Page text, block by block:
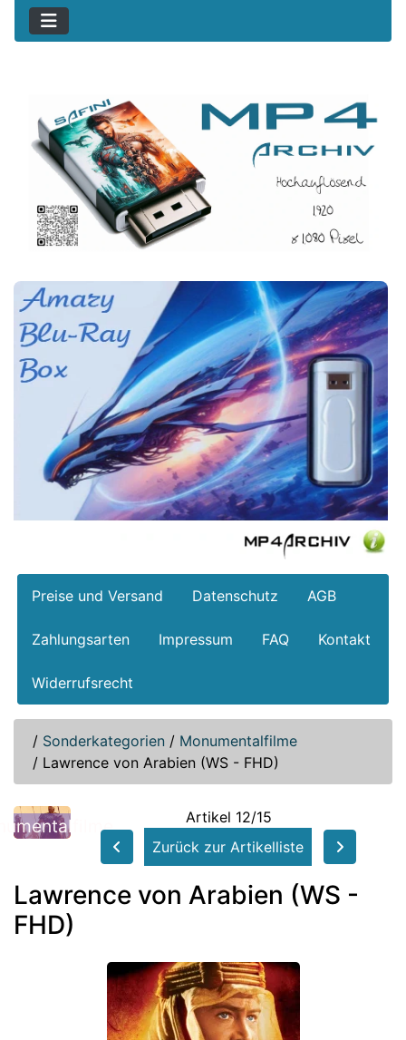
Preise und Versand Datenschutz AGB
Zahlungsarten Impressum FAQ Kontakt
Widerrufsrecht
/ Sonderkategorien / Monumentalfilme
/ Lawrence von Arabien (WS - FHD)
Artikel 12/15
Zurück zur Artikelliste
Lawrence von Arabien (WS -
FHD)